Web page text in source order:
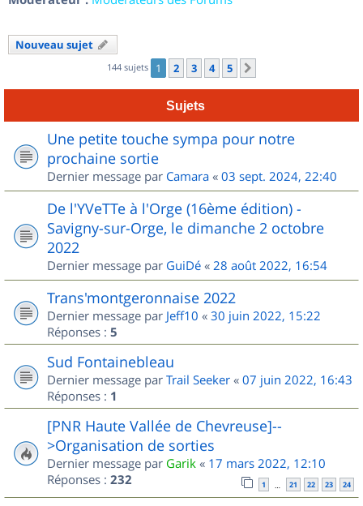
Nouveau sujet
144 sujets 1 2 3 4 5
Sujets
Une petite touche sympa pour notre
prochaine sortie
Dernier message par Camara « 03 sept. 2024, 22:40
De l'YVeTTe à l'Orge (16ème édition) -
Savigny-sur-Orge, le dimanche 2 octobre
2022
Dernier message par GuiDé « 28 août 2022, 16:54
Trans'montgeronnaise 2022
Dernier message par Jeff10 « 30 juin 2022, 15:22
Réponses : 5
Sud Fontainebleau
Dernier message par Trail Seeker « 07 juin 2022, 16:43
Réponses : 1
[PNR Haute Vallée de Chevreuse]--
>Organisation de sorties
Dernier message par Garik « 17 mars 2022, 12:10
Réponses : 232 1 … 21 22 23 24